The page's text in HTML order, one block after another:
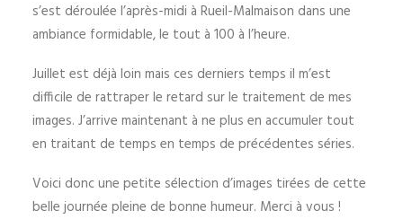
s’est déroulée l’après-midi à Rueil-Malmaison dans une
ambiance formidable, le tout à 100 à l’heure.
Juillet est déjà loin mais ces derniers temps il m’est
difficile de rattraper le retard sur le traitement de mes
images. J’arrive maintenant à ne plus en accumuler tout
en traitant de temps en temps de précédentes séries.
Voici donc une petite sélection d’images tirées de cette
belle journée pleine de bonne humeur. Merci à vous !